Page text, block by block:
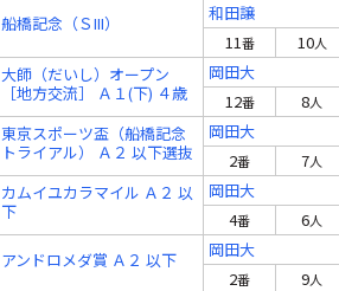
船橋記念（ＳIII）
和田譲
11番 10人
大師（だいし）オープン
［地方交流］ Ａ１(下) ４歳
上オープン
岡田大
12番 8人
東京スポーツ盃（船橋記念
トライアル） Ａ２ 以下選抜
馬
岡田大
2番 7人
カムイユカラマイル Ａ２ 以
下
岡田大
4番 6人
アンドロメダ賞 Ａ２ 以下
岡田大
2番 9人